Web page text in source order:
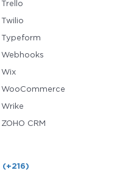
Trello
Twilio
Typeform
Webhooks
Wix
WooCommerce
Wrike
ZOHO CRM
(+216)